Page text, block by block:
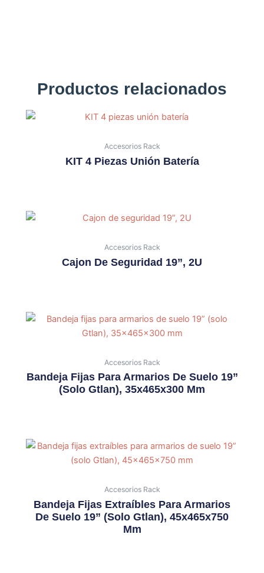
Productos relacionados
Accesorios Rack
KIT 4 Piezas Unión Batería
Accesorios Rack
Cajon De Seguridad 19”, 2U
Accesorios Rack
Bandeja Fijas Para Armarios De Suelo 19”
(solo Gtlan), 35x465x300 Mm
Accesorios Rack
Bandeja Fijas Extraíbles Para Armarios
De Suelo 19” (solo Gtlan), 45x465x750
Mm